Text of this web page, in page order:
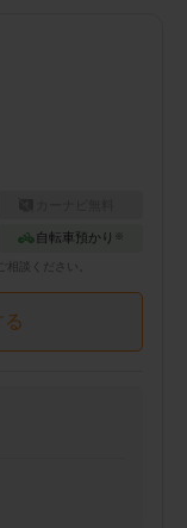
自転車預かり ※
相談ください。